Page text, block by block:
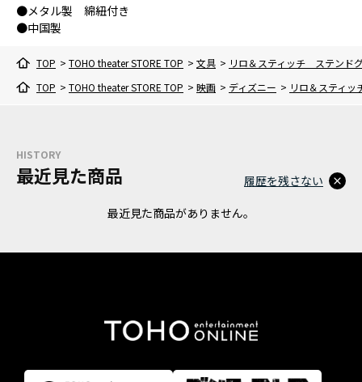
●メタル製 綿紐付き
●中国製
TOP > TOHO theater STORE TOP > 文具 > リロ＆スティッチ ステンド
TOP > TOHO theater STORE TOP > 映画 > ディズニー > リロ＆スティッ
HISTORY
最近見た商品
最近見た商品がありません。
履歴を残さない